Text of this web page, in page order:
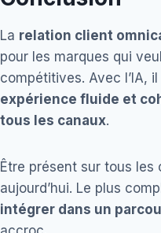
La relation client
pour les marques qui
compétitives. Avec l’IA,
expérience fluide et
tous les canaux.
Être présent sur tous les
aujourd’hui. Le plus
intégrer dans un